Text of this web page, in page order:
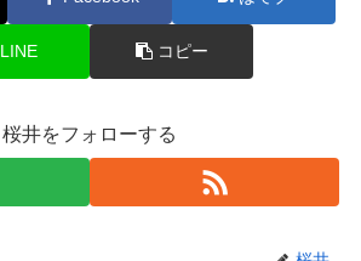
LINE コピー
桜井をフォローする